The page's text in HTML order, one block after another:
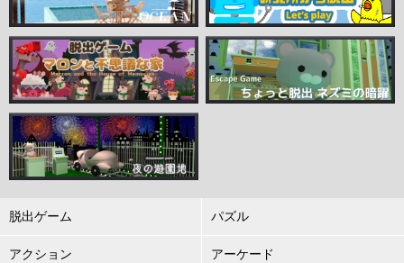
脱出ゲーム パズル
アクション アーケード